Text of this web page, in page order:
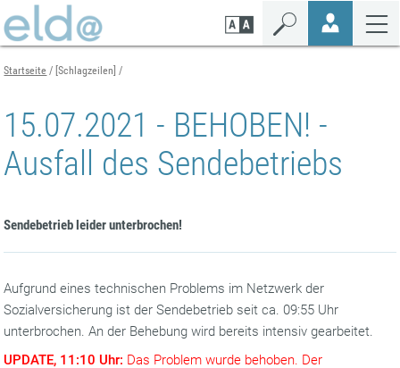
Seiteninhalt
springen
Navigation
springen
Mobilen
Navigation
springen
Startseite [Schlagzeilen]
15.07.2021 - BEHOBEN! -
Ausfall des Sendebetriebs
Sendebetrieb leider unterbrochen!
Aufgrund eines technischen Problems im Netzwerk der
Sozialversicherung ist der Sendebetrieb seit ca. 09:55 Uhr
unterbrochen. An der Behebung wird bereits intensiv gearbeitet.
UPDATE, 11:10 Uhr: Das Problem wurde behoben. Der